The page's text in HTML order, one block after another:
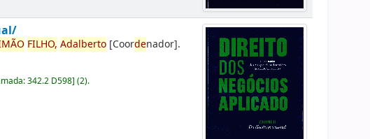
FILHO, Adalberto [Coordenador].
342.2 D598](2).